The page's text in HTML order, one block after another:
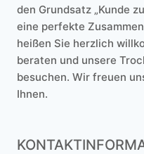
den Grundsatz „Kunde
eine perfekte
heißen Sie herzlich
beraten und unsere
besuchen. Wir freuen
Ihnen.